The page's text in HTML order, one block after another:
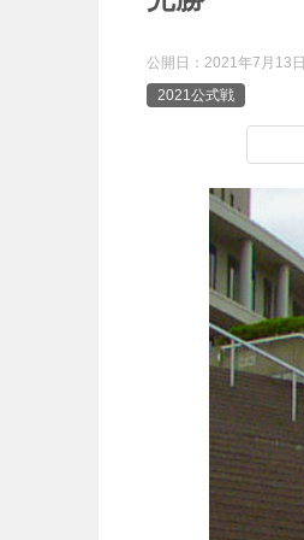
公開日： 2021年7月13日
2021公式戦